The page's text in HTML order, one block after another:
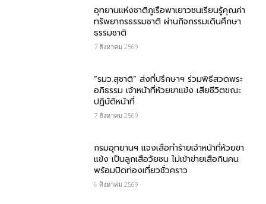
อุทยานแห่งชาติภูเรือพาเยาวชนเรียนรู้คุณค่า
ทรัพยากรธรรมชาติ ผ่านกิจกรรมเดินศึกษา
ธรรมชาติ
7 สิงหาคม 2569
“รมว.สุชาติ” ส่งที่ปรึกษาฯ ร่วมพิธีสวดพระ
อภิธรรม เจ้าหน้าที่ห้วยขาแข้ง เสียชีวิตขณะ
ปฏิบัติหน้าที่
7 สิงหาคม 2569
กรม​อุทยานฯ แจงเสือทำร้ายเจ้าหน้าที่ห้วยขา
แข้ง เป็นลูกเสือวัยซน ไม่เข้าข่ายเสือกินคน
พร้อมปิดท่องเที่ยวชั่วคราว
6 สิงหาคม 2569